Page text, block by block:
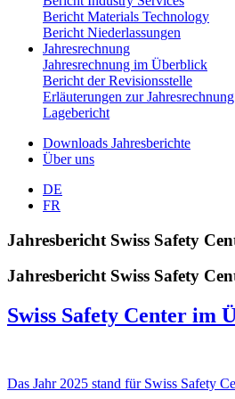
Bericht Materials Technology
Bericht Niederlassungen
Jahresrechnung
Jahresrechnung im Überblick
Bericht der Revisionsstelle
Erläuterungen zur Jahresrechnung
Lagebericht
Downloads Jahresberichte
Über uns
DE
FR
Jahresbericht Swiss Safety
Jahresbericht Swiss Safety
Swiss Safety Center im
Das Jahr 2025 stand für Swiss Safety